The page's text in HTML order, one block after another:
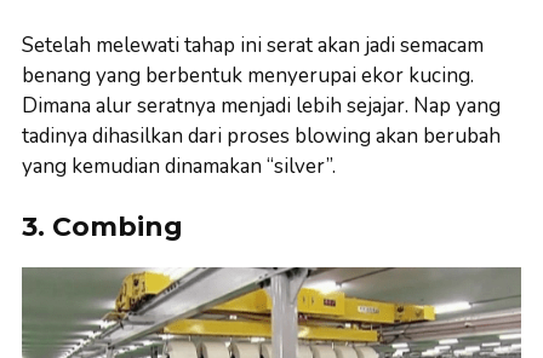
Setelah melewati tahap ini serat akan jadi semacam
benang yang berbentuk menyerupai ekor kucing.
Dimana alur seratnya menjadi lebih sejajar. Nap yang
tadinya dihasilkan dari proses blowing akan berubah
yang kemudian dinamakan “silver”.
3. Combing